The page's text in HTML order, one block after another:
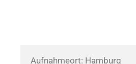
Aufnahmeort: Hamburg